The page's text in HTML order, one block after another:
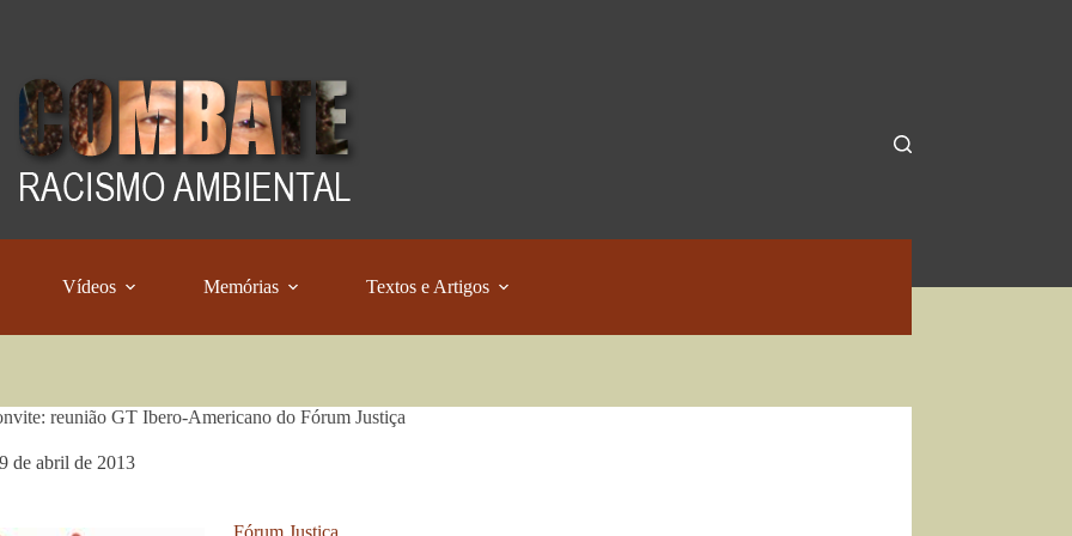
Vídeos Memórias Textos e Artigos
reunião GT Ibero-Americano do Fórum Justiça
de abril de 2013
Fórum Justiça